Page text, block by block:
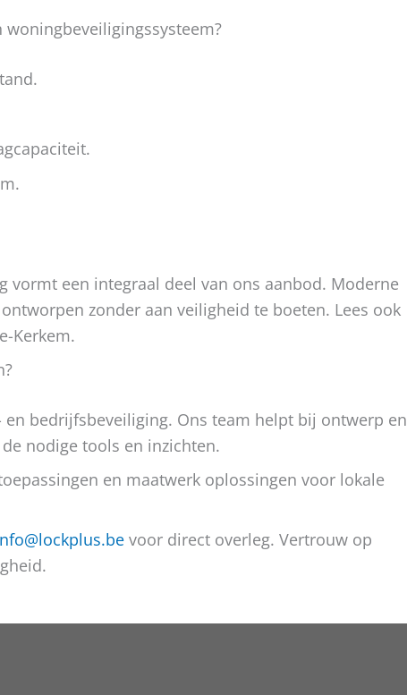
vormt een integraal deel van ons aanbod. Moderne
zonder aan veiligheid te boeten. Lees ook
Kerkem.
bedrijfsbeveiliging. Ons team helpt bij ontwerp en
nodige tools en inzichten.
en maatwerk oplossingen voor lokale
voor direct overleg. Vertrouw op